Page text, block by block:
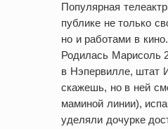
Популярная
публике не только
но и работами в кино.
Родилась Марисоль
в Нэпервилле, штат
скажешь, но в ней
маминой линии),
уделяли дочурке